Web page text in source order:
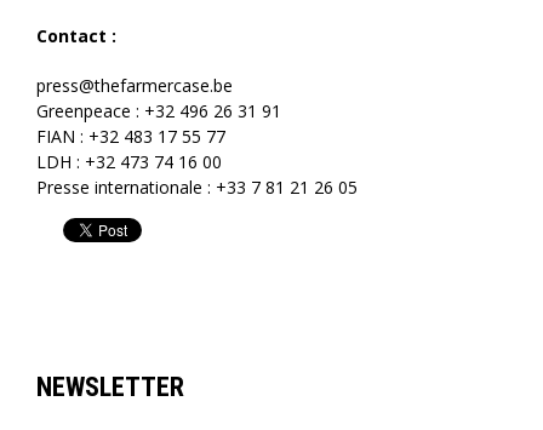
Contact :
press@thefarmercase.be
Greenpeace : +32 496 26 31 91
FIAN : +32 483 17 55 77
LDH : +32 473 74 16 00
Presse internationale : +33 7 81 21 26 05
NEWSLETTER